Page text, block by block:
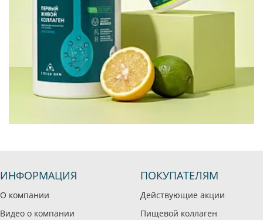
ИНФОРМАЦИЯ
О компании
Видео о компании
ПОКУПАТЕЛЯМ
Действующие акции
Пищевой коллаген